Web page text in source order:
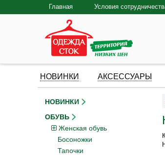
Главная Условия
НОВИНКИ АКСЕССУАРЫ
НОВИНКИ
ОБУВЬ
Женская обувь
Босоножки
Тапочки